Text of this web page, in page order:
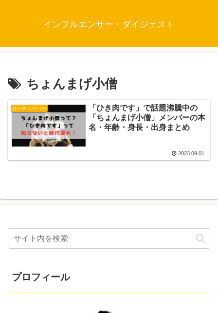
インフルエンサー・ダイジェスト
ちょんまげ小僧
ユーチューバー
「ひき肉です」で話題沸騰中の
「ちょんまげ小僧」メンバーの本
名・年齢・身長・出身まとめ
2023.09.01
プロフィール